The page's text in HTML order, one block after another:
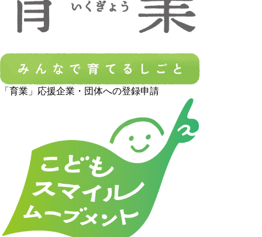
「育業」応援企業・団体への登録申請